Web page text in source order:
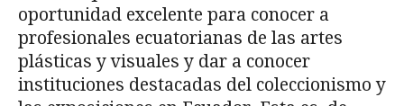
oportunidad excelente para conocer a
profesionales ecuatorianas de las artes
plásticas y visuales y dar a conocer
instituciones destacadas del coleccionismo y